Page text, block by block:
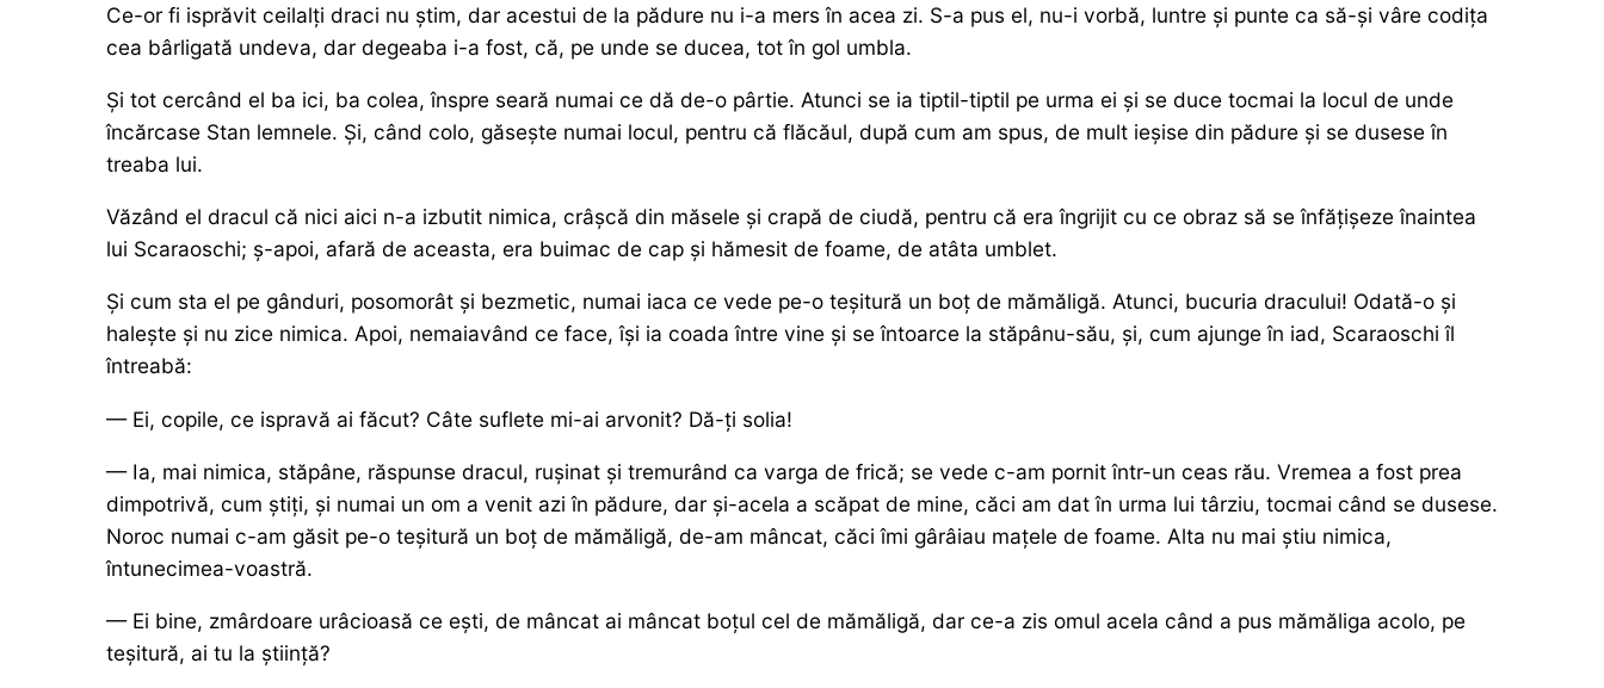
Ce-or fi isprăvit ceilalți draci nu știm, dar acestui de la pădure nu i-a mers în acea zi. S-a pus el, nu-i vorbă, luntre și punte ca să-și vâre codița
cea bârligată undeva, dar degeaba i-a fost, că, pe unde se ducea, tot în gol umbla.
Și tot cercând el ba ici, ba colea, înspre seară numai ce dă de-o pârtie. Atunci se ia tiptil-tiptil pe urma ei și se duce tocmai la locul de unde
încărcase Stan lemnele. Și, când colo, găsește numai locul, pentru că flăcăul, după cum am spus, de mult ieșise din pădure și se dusese în
treaba lui.
Văzând el dracul că nici aici n-a izbutit nimica, crâșcă din măsele și crapă de ciudă, pentru că era îngrijit cu ce obraz să se înfățișeze înaintea
lui Scaraoschi; ș-apoi, afară de aceasta, era buimac de cap și hămesit de foame, de atâta umblet.
Și cum sta el pe gânduri, posomorât și bezmetic, numai iaca ce vede pe-o teșitură un boț de mămăligă. Atunci, bucuria dracului! Odată-o și
halește și nu zice nimica. Apoi, nemaiavând ce face, își ia coada între vine și se întoarce la stăpânu-său, și, cum ajunge în iad, Scaraoschi îl
întreabă:
— Ei, copile, ce ispravă ai făcut? Câte suflete mi-ai arvonit? Dă-ți solia!
— Ia, mai nimica, stăpâne, răspunse dracul, rușinat și tremurând ca varga de frică; se vede c-am pornit într-un ceas rău. Vremea a fost prea
dimpotrivă, cum știți, și numai un om a venit azi în pădure, dar și-acela a scăpat de mine, căci am dat în urma lui târziu, tocmai când se dusese.
Noroc numai c-am găsit pe-o teșitură un boț de mămăligă, de-am mâncat, căci îmi gârâiau mațele de foame. Alta nu mai știu nimica,
întunecimea-voastră.
— Ei bine, zmârdoare urâcioasă ce ești, de mâncat ai mâncat boțul cel de mămăligă, dar ce-a zis omul acela când a pus mămăliga acolo, pe
teșitură, ai tu la știință?